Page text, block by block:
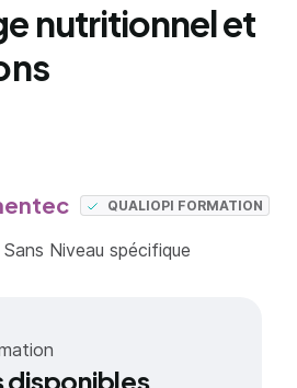
nutritionnel et
QUALIOPI FORMATION
Niveau spécifique
disponibles